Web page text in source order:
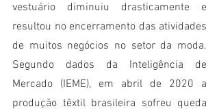
vestuário diminuiu drasticamente e
resultou no encerramento das atividades
de muitos negócios no setor da moda.
Segundo dados da Inteligência de
Mercado (IEME), em abril de 2020 a
produção têxtil brasileira sofreu queda